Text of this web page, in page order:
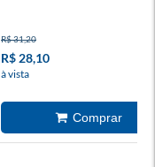
R$ 31,20
R$ 28,10
à vista